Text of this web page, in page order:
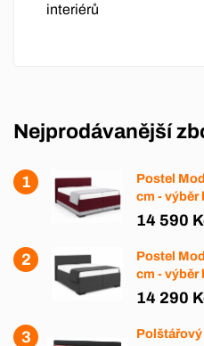
interiérů
Nejprodávanější
Postel
cm - výběr
14 590
Postel
cm - výběr
14 290